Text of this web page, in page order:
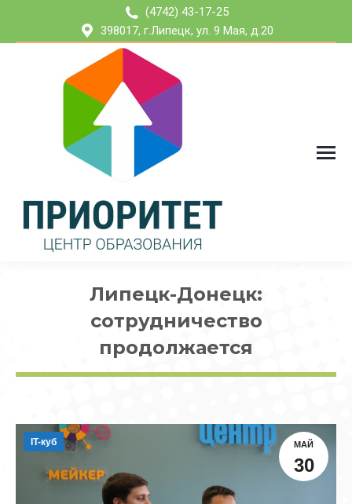
(4742) 43-17-25
398017, г.Липецк, ул. 9 Мая, д.20
Липецк-Донецк:
сотрудничество
продолжается
МАЙ
30
IT-куб